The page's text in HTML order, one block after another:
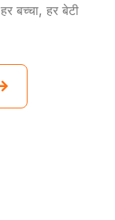
बच्चा, हर बेटी